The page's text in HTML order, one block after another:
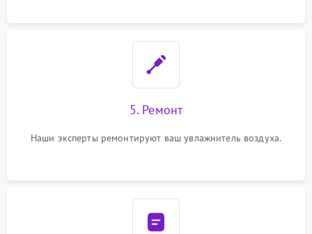
5. Ремонт
Наши эксперты ремонтируют ваш увлажнитель воздуха.